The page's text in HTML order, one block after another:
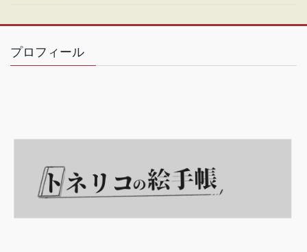
プロフィール